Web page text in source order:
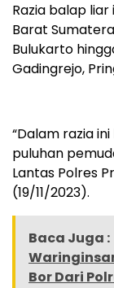
Razia balap
Barat
Bulukarto
Gadingrejo,
“Dalam razia
puluhan
Lantas Polres
(19/11/2023).
Baca Juga :
Bor Dari